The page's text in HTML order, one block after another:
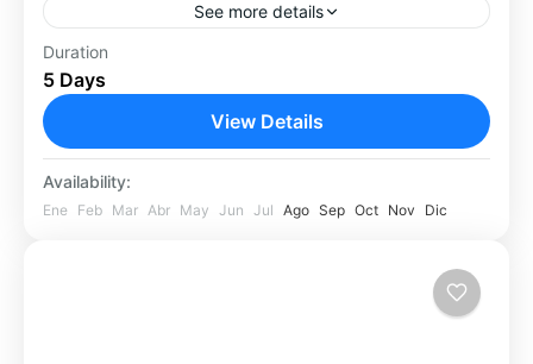
See more details
Descubrí Marruecos en 5 días completísimos:
desde la costa atlántica de Agadir hasta las
vastas dunas del Sahara, y finalizando en la
Agadir
Fácil
1 Person
Duration
5 Days
View Details
Availability:
Ene Feb Mar Abr May Jun Jul Ago Sep Oct Nov Dic